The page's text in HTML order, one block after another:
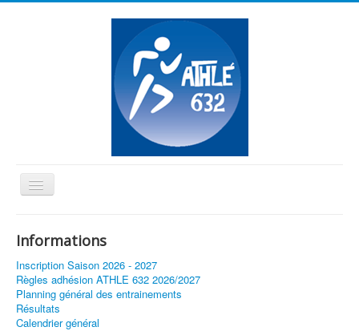
Basculer
la
Vous êtes ici :
Informations
Inscription Saison 2026 - 2027
Règles adhésion ATHLE 632 2026/2027
Planning général des entrainements
Résultats
Calendrier général